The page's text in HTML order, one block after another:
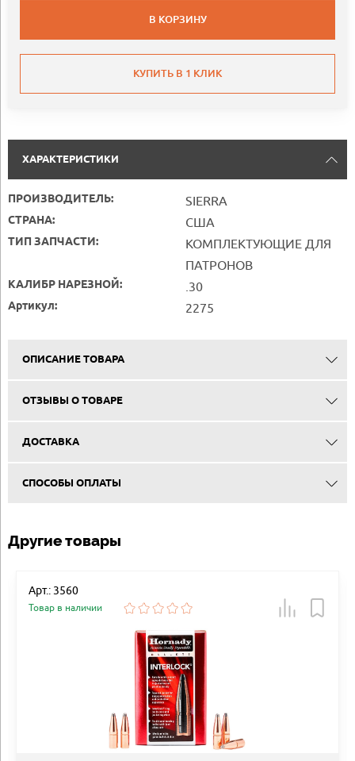
В КОРЗИНУ
КУПИТЬ В 1 КЛИК
ХАРАКТЕРИСТИКИ
ПРОИЗВОДИТЕЛЬ: SIERRA
СТРАНА: США
ТИП ЗАПЧАСТИ:
КОМПЛЕКТУЮЩИЕ ДЛЯ
ПАТРОНОВ
КАЛИБР НАРЕЗНОЙ: .30
Артикул: 2275
ОПИСАНИЕ ТОВАРА
ОТЗЫВЫ О ТОВАРЕ
ДОСТАВКА
СПОСОБЫ ОПЛАТЫ
Другие товары
Арт.: 3560
Товар в наличии